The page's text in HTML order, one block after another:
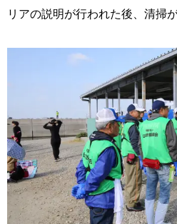
リアの説明が行われた後、清掃